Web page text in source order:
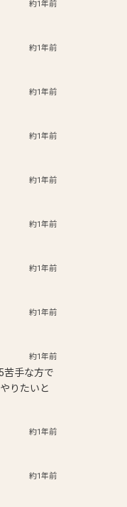
約1年前
約1年前
約1年前
約1年前
約1年前
約1年前
約1年前
約1年前
約1年前
苦手な方で
りたいと
約1年前
約1年前